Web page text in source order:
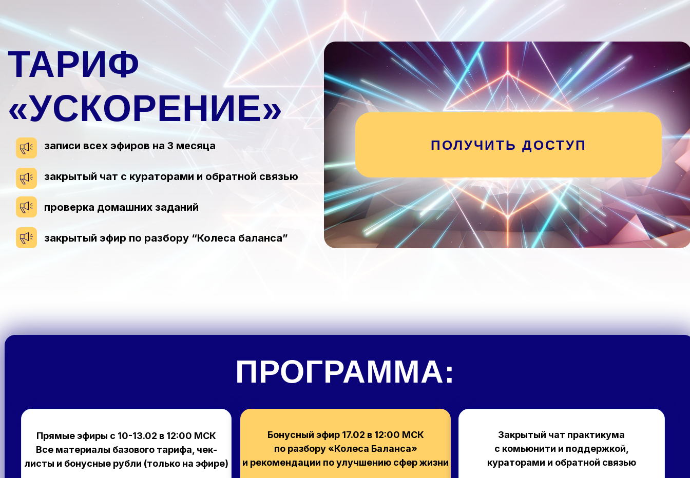
ТАРИФ
«УСКОРЕНИЕ»
записи всех эфиров на 3 месяца
закрытый чат с кураторами и обратной связью
проверка домашних заданий
закрытый эфир по разбору “Колеса баланса”
ПОЛУЧИТЬ ДОСТУП
ПРОГРАММА:
Прямые эфиры с 10-13.02 в 12:00 МСК
Все материалы базового тарифа, чек-
листы и бонусные рубли (только на эфире)
Бонусный эфир 17.02 в 12:00 МСК
по разбору«Колеса Баланса»
и рекомендации по улучшению сфер жизни
Закрытый чат практикума
с комьюнити и поддержкой,
кураторами и обратной связью